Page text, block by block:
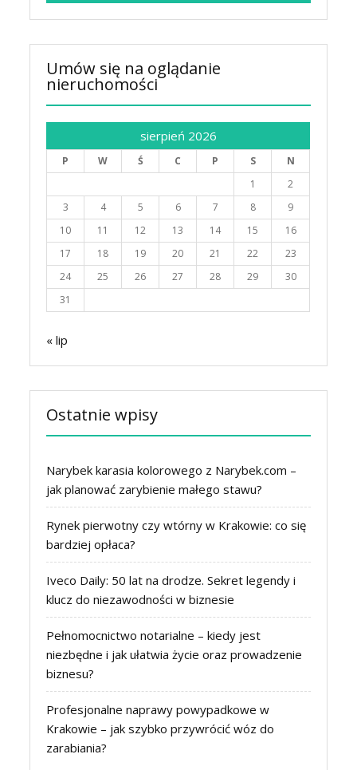
Umów się na oglądanie
nieruchomości
sierpień 2026
P W Ś C P S
N
1
2
3
4 5 6 7 8
9
10
11 12 13 14 15
16
17
18 19 20 21 22
23
24
25 26 27 28 29
30
31
« lip
Ostatnie wpisy
Narybek karasia kolorowego z Narybek.com –
jak planować zarybienie małego stawu?
Rynek pierwotny czy wtórny w Krakowie: co się
bardziej opłaca?
Iveco Daily: 50 lat na drodze. Sekret legendy i
klucz do niezawodności w biznesie
Pełnomocnictwo notarialne – kiedy jest
niezbędne i jak ułatwia życie oraz prowadzenie
biznesu?
Profesjonalne naprawy powypadkowe w
Krakowie – jak szybko przywrócić wóz do
zarabiania?